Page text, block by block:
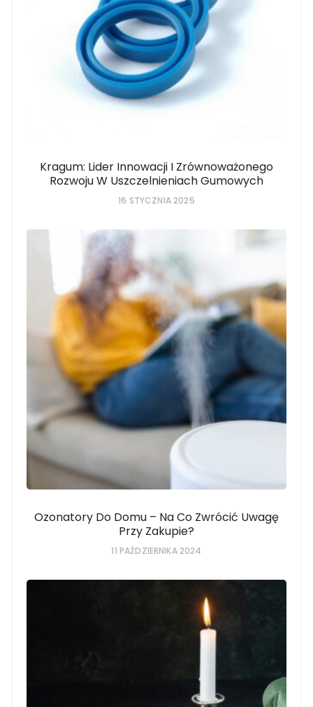
Kragum: Lider Innowacji I Zrównoważonego
Rozwoju W Uszczelnieniach Gumowych
16 STYCZNIA 2025
Ozonatory Do Domu – Na Co Zwrócić Uwagę
Przy Zakupie?
11 PAŹDZIERNIKA 2024